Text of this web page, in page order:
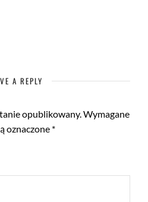
A REPLY
opublikowany.Wymagane
oznaczone *